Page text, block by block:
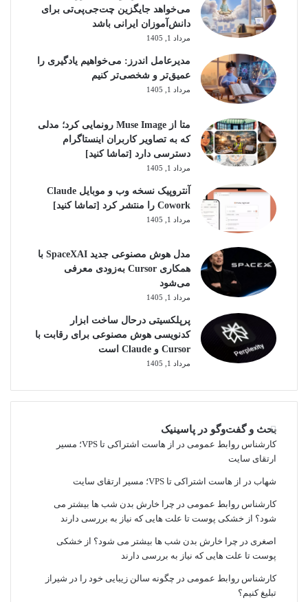
می‌خواهد جایگزین چت‌جی‌پی‌تی برای
دانش‌آموزان ایرانی باشد
مرداد 1, 1405
مدیرعامل اندرز: می‌خواهیم یادگیری را
عمیق‌تر و شخصی‌تر کنیم
مرداد 1, 1405
متا از Muse Image رونمایی کرد؛ مدلی
که به تصاویر کاربران اینستاگرام
دسترسی دارد [تماشا کنید]
مرداد 1, 1405
آنتروپیک نسخه وب و موبایل Claude
Cowork را منتشر کرد [تماشا کنید]
مرداد 1, 1405
مدل هوش مصنوعی جدید SpaceXAI با
همکاری Cursor به‌زودی معرفی
می‌شود
مرداد 1, 1405
پرپلکسیتی درحال ساخت ابزار
کدنویسی هوش مصنوعی برای رقابت با
Cursor و Claude است
مرداد 1, 1405
بحث و گفت‌وگو در پاسینیک
کارشناس روابط عمومی در
از هاست اشتراکی تا VPS؛ مسیر
ارتقای سایت
شهاب در از هاست اشتراکی تا VPS؛ مسیر ارتقای سایت
کارشناس روابط عمومی در چرا خارش بدن شب ها بیشتر می
شود؟ از خشکی پوست تا علت هایی که نیاز به بررسی دارند
اصغری در چرا خارش بدن شب ها بیشتر می شود؟ از خشکی
پوست تا علت هایی که نیاز به بررسی دارند
کارشناس روابط عمومی در چگونه سالن زیبایی خود را در شیراز
تبلیغ کنیم؟